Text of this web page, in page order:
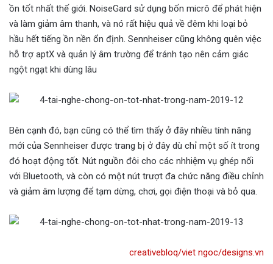
ồn tốt nhất thế giới. NoiseGard sử dụng bốn micrô để phát hiện
và làm giảm âm thanh, và nó rất hiệu quả về đêm khi loại bỏ
hầu hết tiếng ồn nền ổn định. Sennheiser cũng không quên việc
hỗ trợ aptX và quản lý âm trường để tránh tạo nên cảm giác
ngột ngạt khi dùng lâu
Bên cạnh đó, bạn cũng có thể tìm thấy ở đây nhiều tính năng
mới của Sennheiser được trang bị ở đây dù chỉ một số ít trong
đó hoạt động tốt. Nút nguồn đôi cho các nhhiệm vụ ghép nối
với Bluetooth, và còn có một nút trượt đa chức năng điều chỉnh
và giảm âm lượng để tạm dừng, chơi, gọi điện thoại và bỏ qua.
creativebloq/viet ngoc/designs.vn